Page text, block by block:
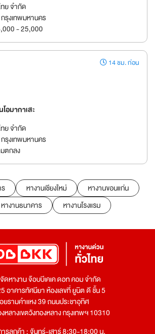
ทย จำกัด
กรุงเทพมหานคร
- 25,000
14 ชม. ก่อน
อมากาเสะ
ทย จำกัด
กรุงเทพมหานคร
ตกลง
หางานเชียงใหม่
หางานขอนแก่น
หางานธนาคาร หางานโรงแรม
ดหางาน จ๊อบบีเคเค ดอท คอม จำกัด
อาคารทัศนียา ห้องเลขที่ ยูนิต ดี ชั้น 5
ยรามคำแหง 39 ถนนประชาอุทิศ
หลางเขตวังทองหลาง กรุงเทพฯ 10310
รลูกค้า : จันทร์-เสาร์ 8:30-18:00 น.